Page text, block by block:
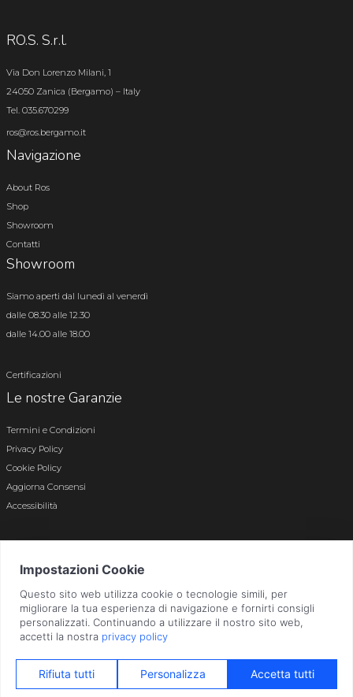
RO.S. S.r.l.
Via Don Lorenzo Milani, 1
24050 Zanica (Bergamo) – Italy
Tel. 035.670299
ros@ros.bergamo.it
Navigazione
About Ros
Shop
Showroom
Contatti
Showroom
Siamo aperti dal lunedì al venerdì
dalle 08.30 alle 12.30
dalle 14.00 alle 18.00
Certificazioni
Le nostre Garanzie
Termini e Condizioni
Privacy Policy
Cookie Policy
Aggiorna Consensi
Accessibilità
Bergamo n. 01496180165 · Capitale Sociale i.v. € 800.000,00